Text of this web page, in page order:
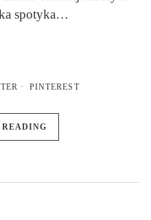
spotyka…
PINTEREST